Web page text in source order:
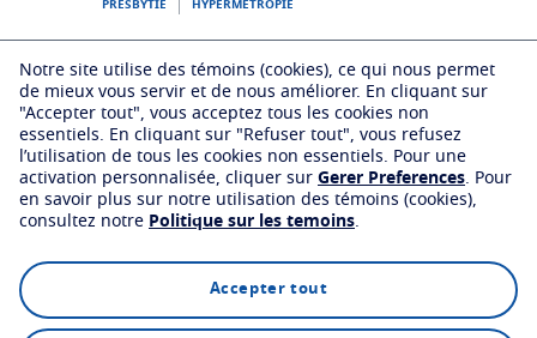
PRESBYTIE HYPERMETROPIE
Notre site utilise des témoins (cookies), ce qui nous permet
de mieux vous servir et de nous améliorer. En cliquant sur
"Accepter tout", vous acceptez tous les cookies non
essentiels. En cliquant sur "Refuser tout", vous refusez
l’utilisation de tous les cookies non essentiels. Pour une
activation personnalisée, cliquer sur Gerer Preferences. Pour
en savoir plus sur notre utilisation des témoins (cookies),
consultez notre Politique sur les temoins.
Accepter tout